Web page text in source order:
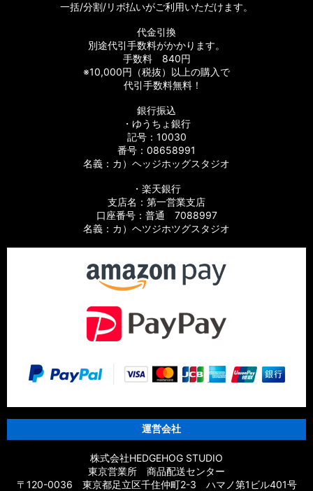
一括/分割/リボ払いがご利用いただけます。
代金引換
別途代引手数料がかかります。
手数料 840円
※10,000円（税抜）以上の購入で
代引手数料無料！
銀行振込
・ゆうちょ銀行
記号：10030
番号：08658991
名義：カ）ヘッジホッグスタジオ
・楽天銀行
支店名：第一営業支店
口座番号：普通 7088997
名義：カ）ヘツジホツグスタジオ
運営会社
株式会社HEDGEHOG STUDIO
東京営業所 商品配送センター
〒120-0036 東京都足立区千住仲町2-3 ハマノ第1ビル401号